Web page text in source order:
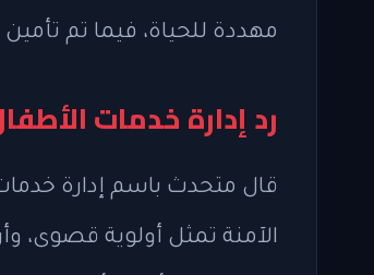
مهددة للحياة، فيما تم
رد إدارة خدمات
قال متحدث باسم إدارة
الآمنة تمثل أولوية قصوى،